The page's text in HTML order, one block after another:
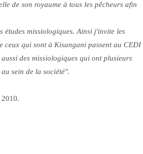
de son royaume à tous les pêcheurs afin
missiologiques. Ainsi j'invite les
ceux qui sont à Kisangani passent au CEDI
des missiologiques qui ont plusieurs
sein de la société".